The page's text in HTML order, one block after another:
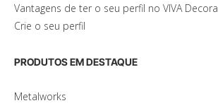
Vantagens de ter o seu perfil no VIVA Decora
Crie o seu perfil
PRODUTOS EM DESTAQUE
Metalworks